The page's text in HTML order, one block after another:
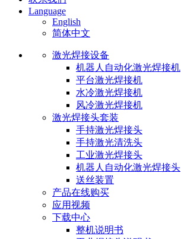
Language
English
简体中文
激光焊接设备
机器人自动化激光焊接机
平台激光焊接机
水冷激光焊接机
风冷激光焊接机
激光焊接头套装
手持激光焊接头
手持激光清洗头
工业激光焊接头
机器人自动化激光焊接头
送丝装置
产品在线购买
应用视频
下载中心
整机说明书